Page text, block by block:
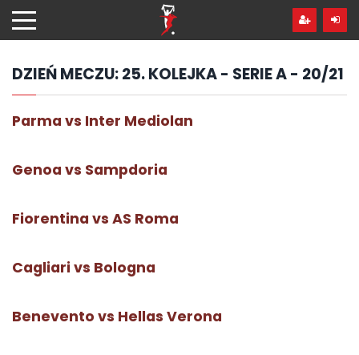
hdo
treści
DZIEŃ MECZU:25. KOLEJKA - SERIE A - 20/21
Parma vs Inter Mediolan
Genoa vs Sampdoria
Fiorentina vs AS Roma
Cagliari vs Bologna
Benevento vs Hellas Verona